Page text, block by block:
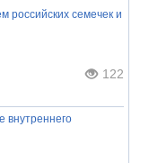
российских семечек и
122
внутреннего